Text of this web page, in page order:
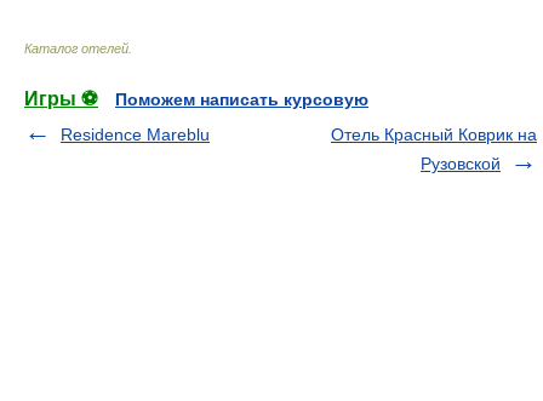
Каталог отелей
Игры ⚽
Поможем написать курсовую
Residence Mareblu
Отель Красный Коврик на
Рузовской